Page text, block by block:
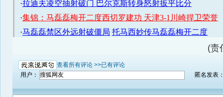
(责
查看所有评论 >>已有评论
用户：
匿名发表